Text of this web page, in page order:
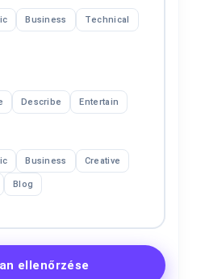
Business Technical
Describe Entertain
Business Creative
Blog
ellenőrzése